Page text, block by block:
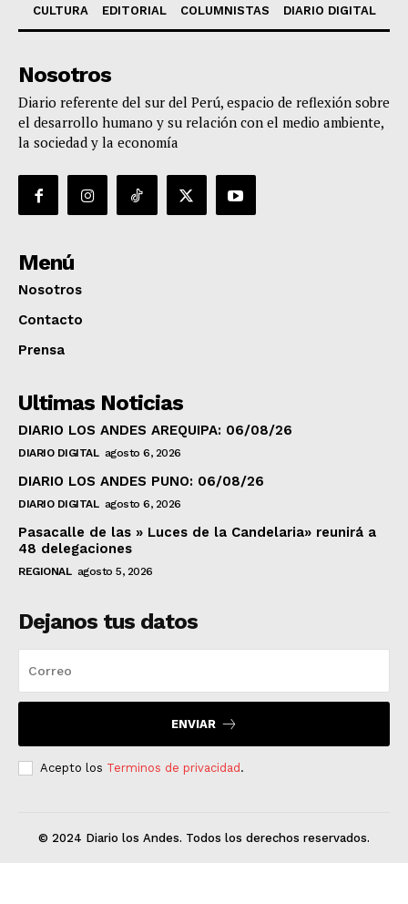
CULTURA
EDITORIAL COLUMNISTAS DIARIO DIGITAL
Nosotros
Diario referente del sur del Perú, espacio de reflexión sobre
el desarrollo humano y su relación con el medio ambiente,
la sociedad y la economía
Menú
Nosotros
Contacto
Prensa
Ultimas Noticias
DIARIO LOS ANDES AREQUIPA: 06/08/26
DIARIO DIGITAL agosto 6, 2026
DIARIO LOS ANDES PUNO: 06/08/26
DIARIO DIGITAL agosto 6, 2026
Pasacalle de las » Luces de la Candelaria» reunirá a
48 delegaciones
REGIONAL agosto 5, 2026
Dejanos tus datos
ENVIAR
Acepto los Terminos de privacidad .
© 2024 Diario los Andes. Todos los derechos reservados.